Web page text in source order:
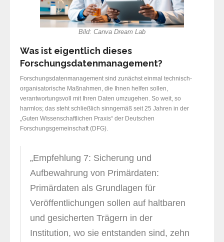
Bild: Canva Dream Lab
Was ist eigentlich dieses
Forschungsdatenmanagement?
Forschungsdatenmanagement sind zunächst einmal technisch-
organisatorische Maßnahmen, die Ihnen helfen sollen,
verantwortungsvoll mit Ihren Daten umzugehen. So weit, so
harmlos; das steht schließlich sinngemäß seit 25 Jahren in der
„Guten Wissenschaftlichen Praxis“ der Deutschen
Forschungsgemeinschaft (DFG).
„Empfehlung 7: Sicherung und
Aufbewahrung von Primärdaten:
Primärdaten als Grundlagen für
Veröffentlichungen sollen auf haltbaren
und gesicherten Trägern in der
Institution, wo sie entstanden sind, zehn